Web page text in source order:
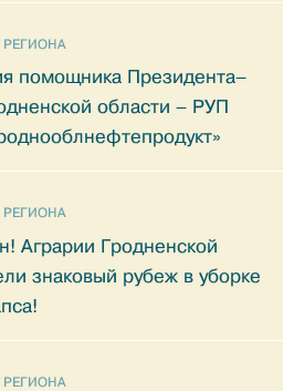
помощника Президента–
области – РУП
Аграрии Гродненской
знаковый рубеж в уборке